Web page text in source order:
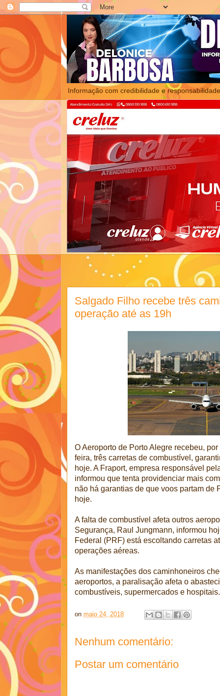
Informação com credibilidade e
Salgado Filho recebe três
operação até as 19h
O Aeroporto de Porto Alegre recebeu,
feira, três carretas de combustível,
hoje. A Fraport, empresa responsável
informou que tenta providenciar mais
não há garantias de que voos partam de
hoje.
A falta de combustível afeta outros
Segurança, Raul Jungmann, informou
Federal (PRF) está escoltando carretas
operações aéreas.
As manifestações dos caminhoneiros
aeroportos, a paralisação afeta o
combustíveis, supermercados e
on maio 24, 2018
Nenhum comentário:
Postar um comentário